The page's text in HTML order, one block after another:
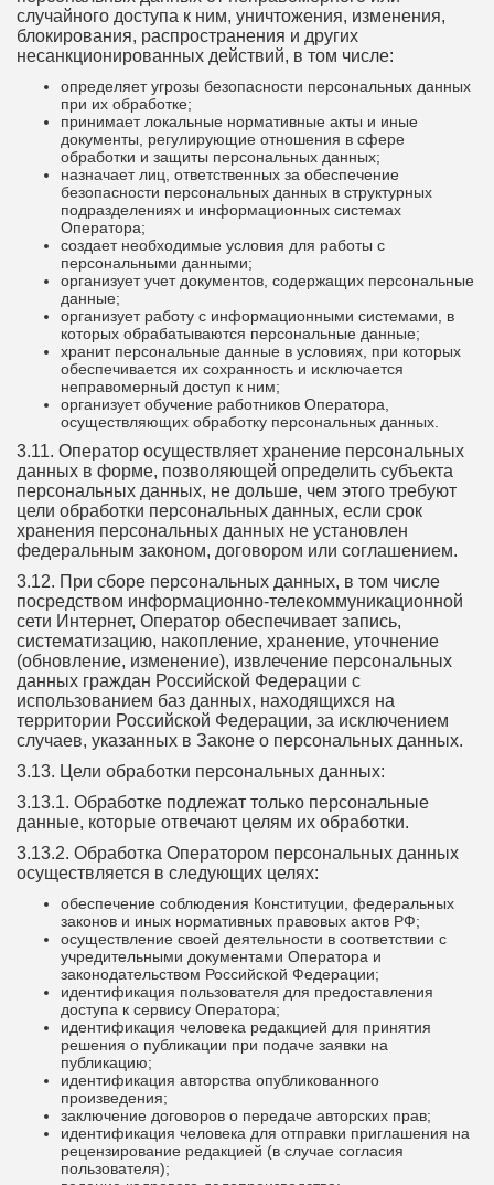
случайного доступа к ним, уничтожения, изменения,
блокирования, распространения и других
несанкционированных действий, в том числе:
определяет угрозы безопасности персональных данных
при их обработке;
принимает локальные нормативные акты и иные
документы, регулирующие отношения в сфере
обработки и защиты персональных данных;
назначает лиц, ответственных за обеспечение
безопасности персональных данных в структурных
подразделениях и информационных системах
Оператора;
создает необходимые условия для работы с
персональными данными;
организует учет документов, содержащих персональные
данные;
организует работу с информационными системами, в
которых обрабатываются персональные данные;
хранит персональные данные в условиях, при которых
обеспечивается их сохранность и исключается
неправомерный доступ к ним;
организует обучение работников Оператора,
осуществляющих обработку персональных данных.
3.11. Оператор осуществляет хранение персональных
данных в форме, позволяющей определить субъекта
персональных данных, не дольше, чем этого требуют
цели обработки персональных данных, если срок
хранения персональных данных не установлен
федеральным законом, договором или соглашением.
3.12. При сборе персональных данных, в том числе
посредством информационно-телекоммуникационной
сети Интернет, Оператор обеспечивает запись,
систематизацию, накопление, хранение, уточнение
(обновление, изменение), извлечение персональных
данных граждан Российской Федерации с
использованием баз данных, находящихся на
территории Российской Федерации, за исключением
случаев, указанных в Законе о персональных данных.
3.13. Цели обработки персональных данных:
3.13.1. Обработке подлежат только персональные
данные, которые отвечают целям их обработки.
3.13.2. Обработка Оператором персональных данных
осуществляется в следующих целях:
обеспечение соблюдения Конституции, федеральных
законов и иных нормативных правовых актов РФ;
осуществление своей деятельности в соответствии с
учредительными документами Оператора и
законодательством Российской Федерации;
идентификация пользователя для предоставления
доступа к сервису Оператора;
идентификация человека редакцией для принятия
решения о публикации при подаче заявки на
публикацию;
идентификация авторства опубликованного
произведения;
заключение договоров о передаче авторских прав;
идентификация человека для отправки приглашения на
рецензирование редакцией (в случае согласия
пользователя);